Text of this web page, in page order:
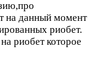
на данный момент
риобет.
риобет которое